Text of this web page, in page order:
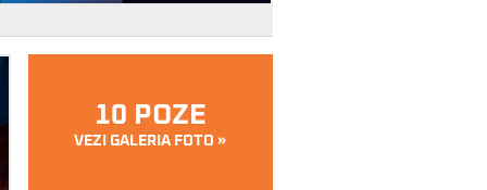
10 POZE
VEZI GALERIA FOTO »